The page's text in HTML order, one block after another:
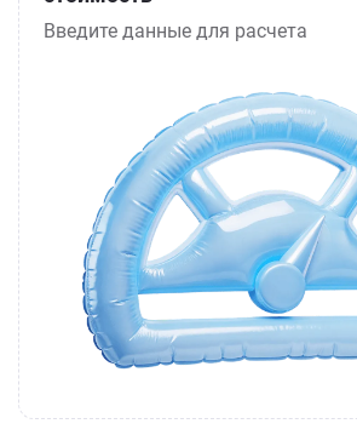
Введите данные для расчета